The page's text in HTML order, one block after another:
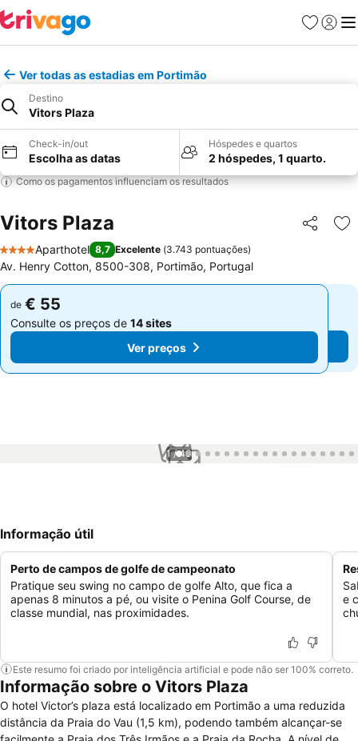
Favoritos
Iniciar
Ver todas as estadias em Portimão
Destino
Vitors Plaza
Check-in/out
Escolha as datas
Hóspedes e quartos
2 hóspedes, 1 quarto.
Como os pagamentos influenciam os resultados
Vitors Plaza Partilhar
4 Estrelas
Aparthotel 8,7 Excelente (3.743 pontuações)
Av. Henry Cotton, 8500-308, Portimão, Portugal
de € 55
Consulte os preços de 14 sites
Ver preços
de € 55
Consulte os preços de 14 sites
Ver preços
1 / 40
Informação útil
Perto de campos de golfe de campeonato
Pratique seu swing no campo de golfe Alto, que fica a
apenas 8 minutos a pé, ou visite o Penina Golf Course, de
classe mundial, nas proximidades.
e
Este resumo foi criado por inteligência artificial e pode não ser 100% correto.
Informação sobre o Vitors Plaza
O hotel Victor’s plaza está localizado em Portimão a uma reduzida
distância da Praia do Vau (1,5 km), podendo também alcançar-se